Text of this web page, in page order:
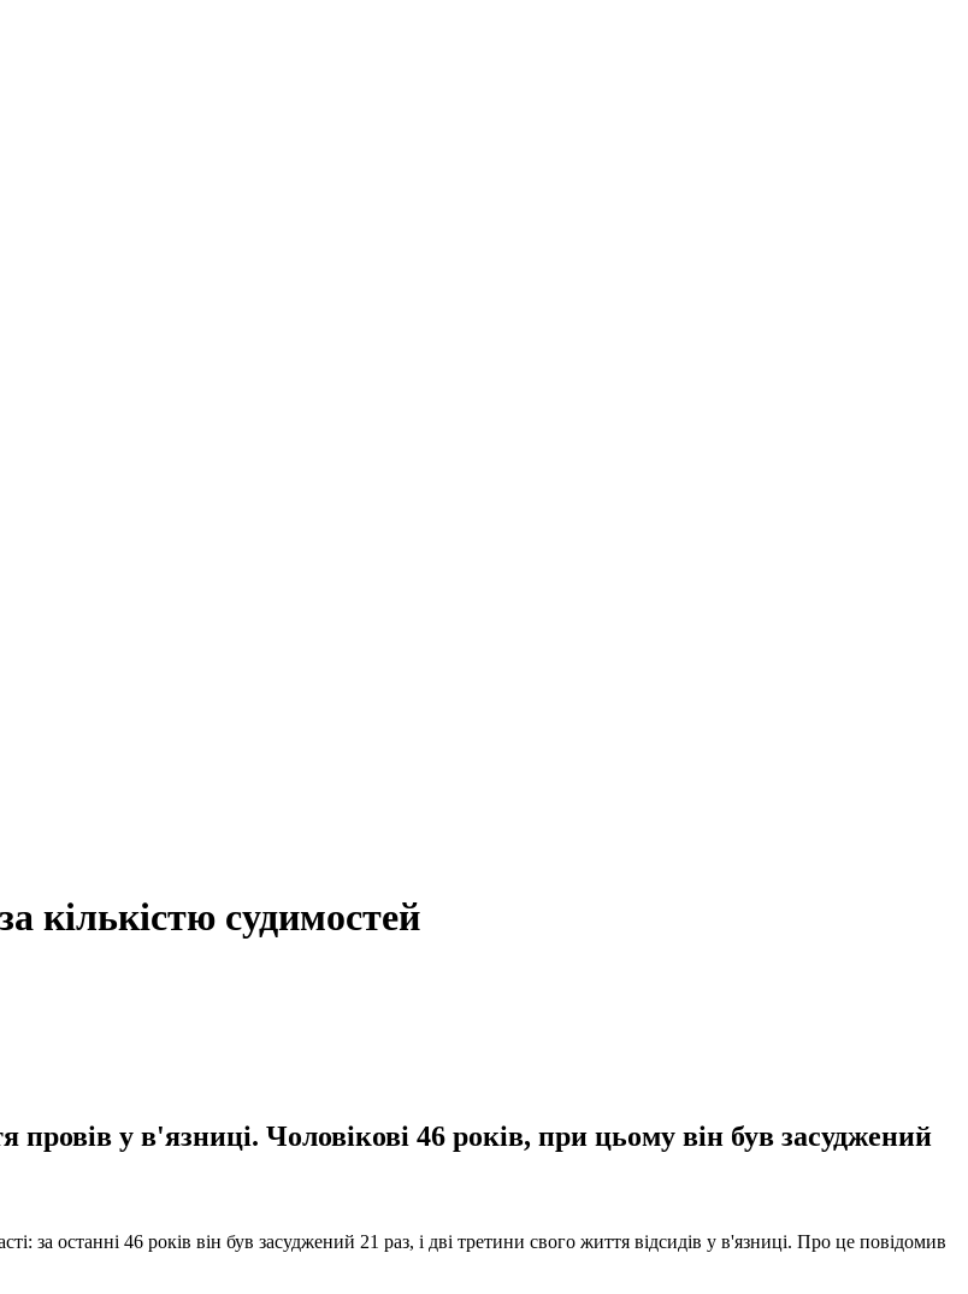
кількістю судимостей
у в'язниці. Чоловікові 46 років, при цьому він був засуджений
за останні 46 років він був засуджений 21 раз, і дві третини свого життя відсидів у в'язниці. Про це повідомив